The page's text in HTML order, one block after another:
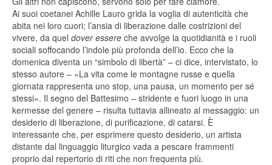
Ai suoi coetanei Achille Lauro grida la voglia di autenticità che
abita nei loro cuori; l’ansia di liberazione dalle costrizioni del
vivere, da quel dover essere che avvolge la quotidianità e i ruoli
sociali soffocando l’indole più profonda dell’io. Ecco che la
domenica diventa un “simbolo di libertà” – ci dice, intervistato, lo
stesso autore – «La vita come le montagne russe e quella
giornata rappresenta uno stop, una pausa, un momento per sé
stessi». Il segno del Battesimo – stridente e fuori luogo in una
kermesse del genere – risulta tuttavia allineato al messaggio: un
desiderio di liberazione, di purificazione, di catarsi. È
interessante che, per esprimere questo desiderio, un artista
distante dal linguaggio liturgico vada a pescare frammenti
proprio dal repertorio di riti che non frequenta più.